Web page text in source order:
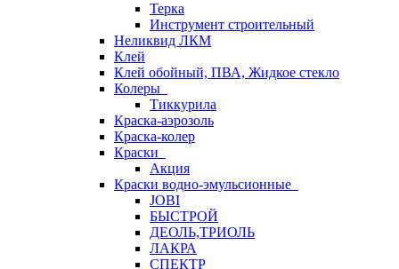
Терка
Инструмент строительный
Неликвид ЛКМ
Клей
Клей обойный, ПВА, Жидкое стекло
Колеры
Тиккурила
Краска-аэрозоль
Краска-колер
Краски
Акция
Краски водно-эмульсионные
JOBI
БЫСТРОЙ
ДЕОЛЬ,ТРИОЛЬ
ЛАКРА
СПЕКТР